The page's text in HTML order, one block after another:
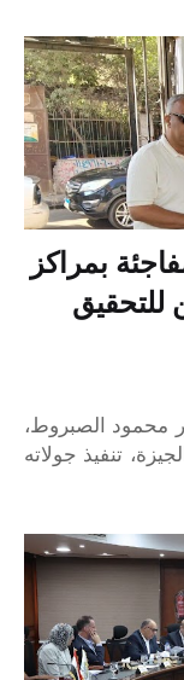
بمراكز
للتحقيق
محمود الصبروط،
تنفيذ جولاته